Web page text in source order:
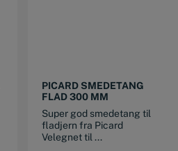
PICARD SMEDETANG
FLAD 300 MM
Super god smedetang til
fladjern fra Picard
Velegnet til ...